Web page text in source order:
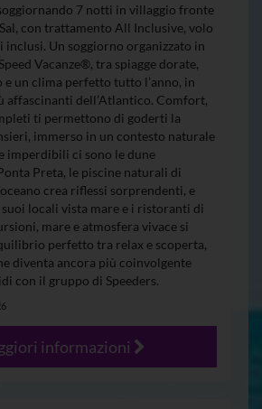
7 notti in villaggio fronte
con trattamento All Inclusive, volo
inclusi. Un soggiorno organizzato in
Vacanze®, tra spiagge dorate,
un clima perfetto tutto l’anno, in
affascinanti dell’Atlantico. Comfort,
ti permettono di goderti la
immerso in un contesto naturale
imperdibili ci sono le dune
Preta, le piscine naturali di
crea riflessi sorprendenti, e
locali vista mare e i ristoranti di
mare e atmosfera vivace si
perfetto tra relax e scoperta,
diventa ancora più coinvolgente
con il gruppo di Speeders.
informazioni